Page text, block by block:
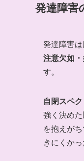
発達障害
発達障害
注意欠如
す。
自閉スペ
強く決め
を抱えがち
きにくか